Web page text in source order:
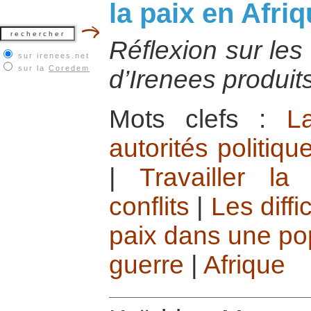
sur irenees.net
sur la Coredem
la paix en
Réflexion sur
d’Irenees
Mots clefs :
autorités
Travailler la
conflits
Les
paix dans une
guerre
Afrique